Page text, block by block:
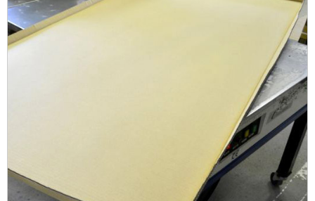
■気泡緩衝材・ミラーマット
■その他発泡材・緩衝材
靴・衣類・アパレル小物用
2021年
2020年
2015年